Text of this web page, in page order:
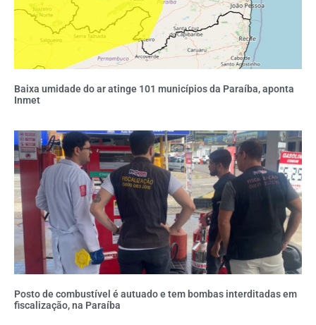
Baixa umidade do ar atinge 101 municípios da Paraíba, aponta
Inmet
Posto de combustível é autuado e tem bombas interditadas em
fiscalização, na Paraíba